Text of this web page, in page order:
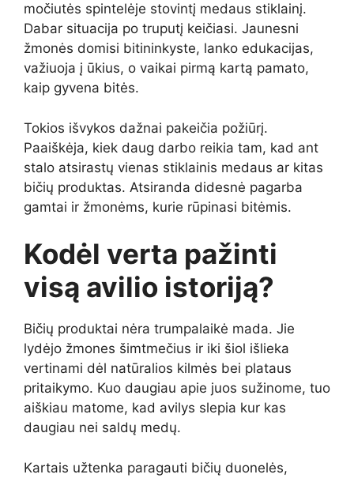
močiutės spintelėje stovintį medaus stiklainį.
Dabar situacija po truputį keičiasi. Jaunesni
žmonės domisi bitininkyste, lanko edukacijas,
važiuoja į ūkius, o vaikai pirmą kartą pamato,
kaip gyvena bitės.
Tokios išvykos dažnai pakeičia požiūrį.
Paaiškėja, kiek daug darbo reikia tam, kad ant
stalo atsirastų vienas stiklainis medaus ar kitas
bičių produktas. Atsiranda didesnė pagarba
gamtai ir žmonėms, kurie rūpinasi bitėmis.
Kodėl verta pažinti
visą avilio istoriją?
Bičių produktai nėra trumpalaikė mada. Jie
lydėjo žmones šimtmečius ir iki šiol išlieka
vertinami dėl natūralios kilmės bei plataus
pritaikymo. Kuo daugiau apie juos sužinome, tuo
aiškiau matome, kad avilys slepia kur kas
daugiau nei saldų medų.
Kartais užtenka paragauti bičių duonelės,